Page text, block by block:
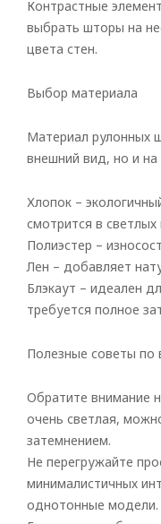
Контрастные
выбрать шторы на
цвета стен.
Выбор материала
Материал рулонных
внешний вид, но и на
Хлопок –
смотрится в светлых
Полиэстер –
Лен – добавляет
Блэкаут – идеален
требуется полное
Полезные советы по
Обратите внимание
очень светлая,
затемнением.
Не перегружайте
минималистичных
однотонные модели.